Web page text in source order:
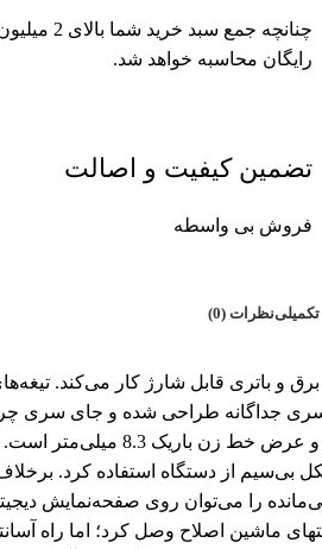
رایگان محاسبه خواهد شد.
تضمین کیفیت و اصالت
فروش بی واسطه
نظرات (0)
و با برق و باتری قابل شارژ کار
جداگانه طراحی شده و جای سری
ساعت شارژ کامل می‌شود و پس از آن تا 1 ساعت می‌توان به شکل
را می‌توان روی صفحه‌نمایش
اصلاح وصل کرد؛ اما راه